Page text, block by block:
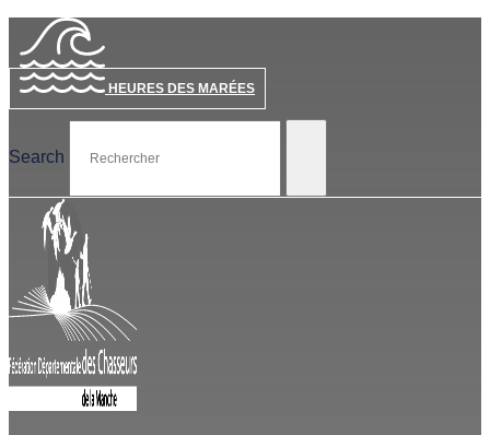
HEURES DES MARÉES
Search